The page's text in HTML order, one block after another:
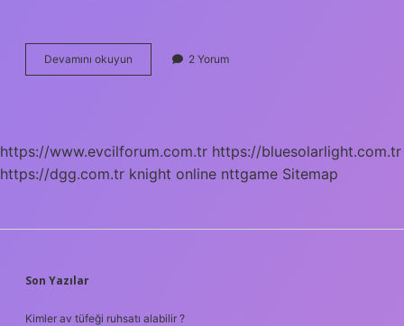
Devamını okuyun
Mühendisi
2 Yorum
https://www.evcilforum.com.tr https://bluesolarlight.com.tr
https://dgg.com.tr knight online nttgame Sitemap
SIDEBAR
Son Yazılar
Kimler av tüfeği ruhsatı alabilir ?